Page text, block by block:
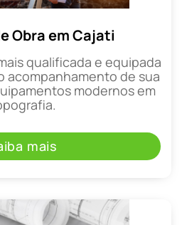
Obra em Cajati
qualificada e equipada
acompanhamento de sua
modernos em
mais